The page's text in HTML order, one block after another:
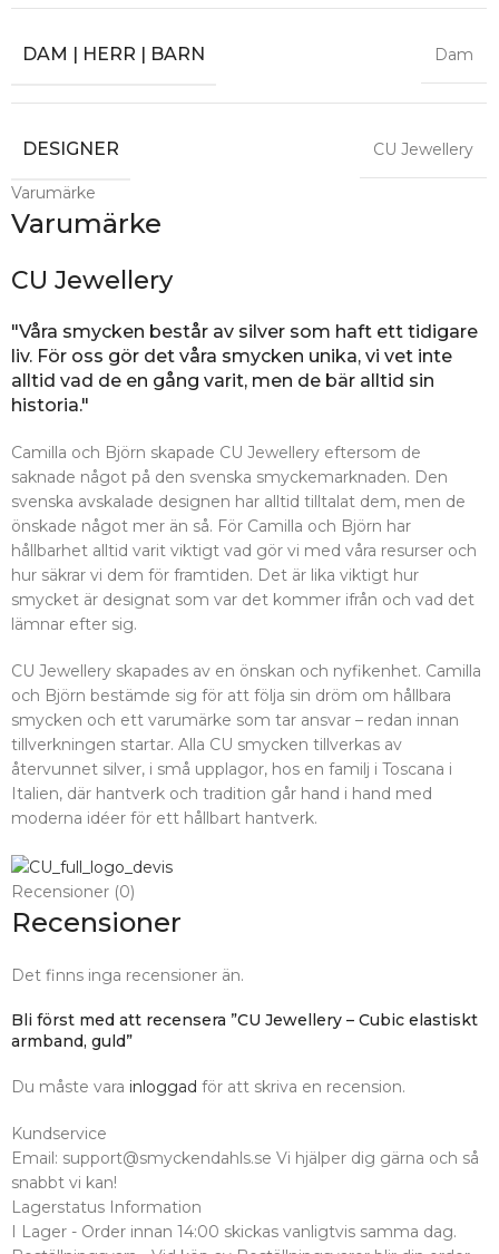
DAM | HERR | BARN Dam
DESIGNER CU Jewellery
Varumärke
Varumärke
CU Jewellery
"Våra smycken består av silver som haft ett tidigare
liv. För oss gör det våra smycken unika, vi vet inte
alltid vad de en gång varit, men de bär alltid sin
historia."
Camilla och Björn skapade CU Jewellery eftersom de
saknade något på den svenska smyckemarknaden. Den
svenska avskalade designen har alltid tilltalat dem, men de
önskade något mer än så. För Camilla och Björn har
hållbarhet alltid varit viktigt vad gör vi med våra resurser och
hur säkrar vi dem för framtiden. Det är lika viktigt hur
smycket är designat som var det kommer ifrån och vad det
lämnar efter sig.
CU Jewellery skapades av en önskan och nyfikenhet. Camilla
och Björn bestämde sig för att följa sin dröm om hållbara
smycken och ett varumärke som tar ansvar – redan innan
tillverkningen startar. Alla CU smycken tillverkas av
återvunnet silver, i små upplagor, hos en familj i Toscana i
Italien, där hantverk och tradition går hand i hand med
moderna idéer för ett hållbart hantverk.
Recensioner (0)
Recensioner
Det finns inga recensioner än.
Bli först med att recensera ”CU Jewellery – Cubic elastiskt
armband, guld”
Du måste vara inloggad för att skriva en recension.
Kundservice
Email: support@smyckendahls.se Vi hjälper dig gärna och så
snabbt vi kan!
Lagerstatus Information
I Lager - Order innan 14:00 skickas vanligtvis samma dag.